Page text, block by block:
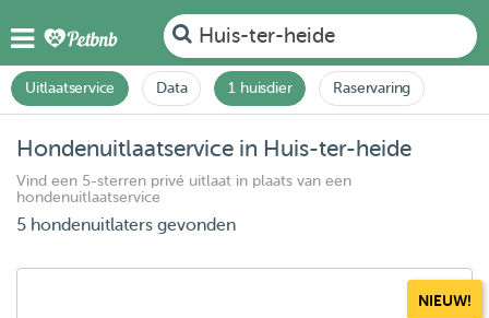
Huis-ter-heide
Uitlaatservice Data 1 huisdier Raservaring
Hondenuitlaatservice in Huis-ter-heide
Vind een 5-sterren privé uitlaat in plaats van een
hondenuitlaatservice
5 hondenuitlaters gevonden
NIEUW!